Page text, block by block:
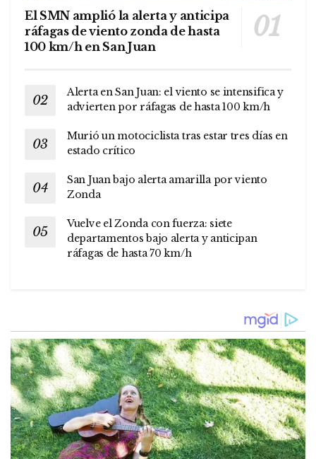
El SMN amplió la alerta y anticipa
ráfagas de viento zonda de hasta
100 km/h en San Juan
Alerta en San Juan: el viento se intensifica y
advierten por ráfagas de hasta 100 km/h
Murió un motociclista tras estar tres días en
estado crítico
San Juan bajo alerta amarilla por viento
Zonda
Vuelve el Zonda con fuerza: siete
departamentos bajo alerta y anticipan
ráfagas de hasta 70 km/h